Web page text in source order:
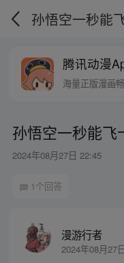
腾讯动漫
海量正版漫画
孙悟空一秒能飞
2024年08月27日 22:45
1个回答
漫游行者
2024年08月27